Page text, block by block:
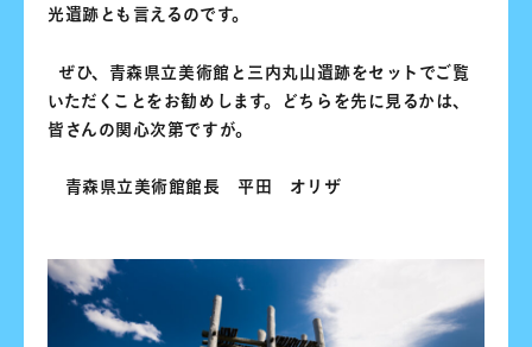
光遺跡とも言えるのです。
ぜひ、青森県立美術館と三内丸山遺跡をセットでご覧
いただくことをお勧めします。どちらを先に見るかは、
皆さんの関心次第ですが。
青森県立美術館館長 平田 オリザ